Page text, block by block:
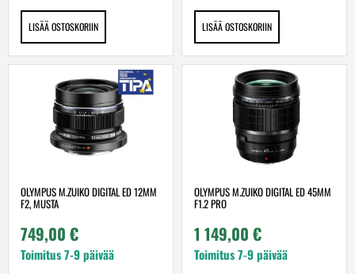
LISÄÄ OSTOSKORIIN LISÄÄ OSTOSKORIIN
OLYMPUS M.ZUIKO DIGITAL ED 12MM
F2, MUSTA
749,00 €
Toimitus 7-9 päivää
OLYMPUS M.ZUIKO DIGITAL ED 45MM
F1.2 PRO
1 149,00 €
Toimitus 7-9 päivää